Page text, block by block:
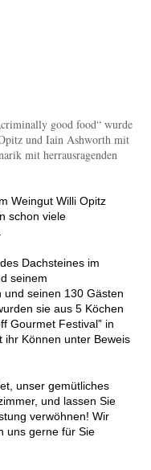
good food“ wurde
und Iain Ashworth mit
mit herrausragenden
Weingut Willi Opitz
schon viele
Dachsteines im
seinem
und seinen 130 Gästen
sie aus 5 Köchen
Gourmet Festival” in
ihr Können unter Beweis
unser gemütliches
und lassen Sie
verwöhnen! Wir
uns gerne für Sie